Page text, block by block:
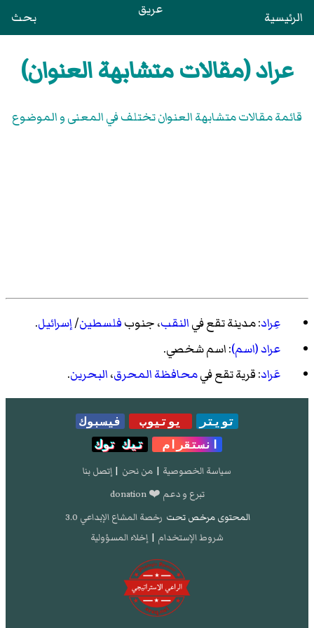
الرئيسية عريق بحث
عراد (مقالات متشابهة العنوان)
قائمة مقالات متشابهة العنوان تختلف في المعنى و الموضوع
عِراد: مدينة تقع فيالنقب، جنوبفلسطين/إسرائيل.
عراد (اسم): اسم شخصي.
عَراد: قرية تقع فيمحافظة المحرق،البحرين.
تويتر يوتيوب
فيسبوك
انستقرام
تيك توك
سياسة الخصوصية | من نحن | إتصل بنا
تبرع و دعم ❤️ donation
المحتوى مرخص تحت رخصة المشاع الإبداعي 3.0
شروط الإستخدام | إخلاء المسؤولية